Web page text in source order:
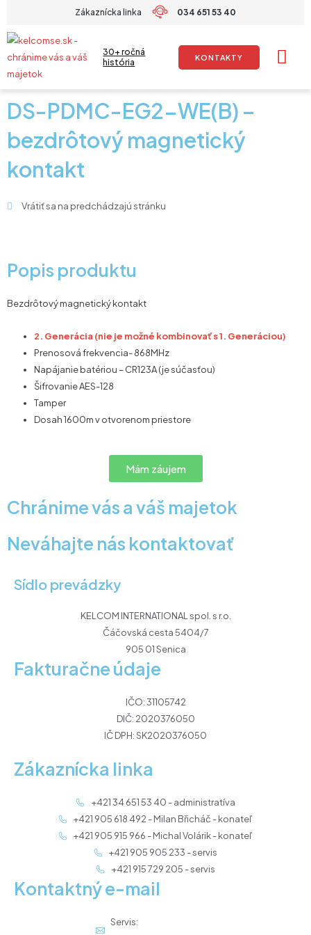
obsah
Zákaznícka linka 034 651 53 40
30+ ročná
história
KONTAKTY
DS-PDMC-EG2-WE(B) –
bezdrôtový magnetický
kontakt
Vrátiť sa na predchádzajú stránku
Popis produktu
Bezdrôtový magnetický kontakt
2. Generácia (nie je možné kombinovať s 1. Generáciou)
Prenosová frekvencia- 868MHz
Napájanie batériou – CR123A (je súčasťou)
Šifrovanie AES-128
Tamper
Dosah 1600m v otvorenom priestore
Mám záujem
Chránime vás a váš majetok
Neváhajte nás kontaktovať
Sídlo prevádzky
KELCOM INTERNATIONAL spol. s r.o.
Čáčovská cesta 5404/7
905 01 Senica
Fakturačne údaje
IČO: 31105742
DIČ: 2020376050
IČ DPH: SK2020376050
Zákaznícka linka
+421 34 651 53 40 - administratíva
+421 905 618 492 - Milan Břicháč - konateľ
+421 905 915 966 - Michal Volárik - konateľ
+421 905 905 233 - servis
+421 915 729 205 - servis
Kontaktný e-mail
Servis: